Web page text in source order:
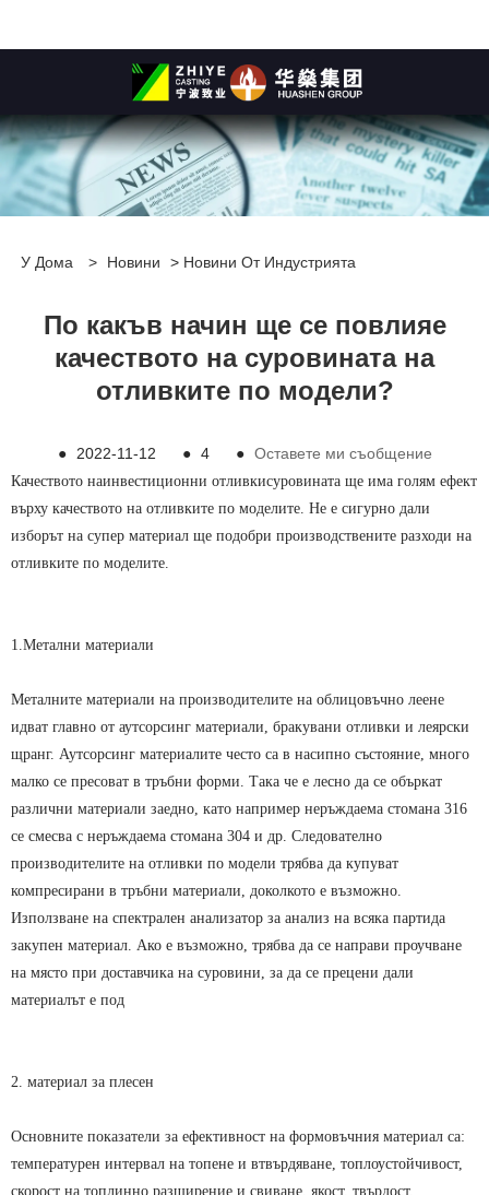
У Дома > Новини > Новини От Индустрията
По какъв начин ще се повлияе
качеството на суровината на
отливките по модели?
● 2022-11-12 ● 4 ● Оставете ми съобщение
Качеството наинвестиционни отливкисуровината ще има голям ефект
върху качеството на отливките по моделите. Не е сигурно дали
изборът на супер материал ще подобри производствените разходи на
отливките по моделите.
1.Метални материали
Металните материали на производителите на облицовъчно леене
идват главно от аутсорсинг материали, бракувани отливки и леярски
щранг. Аутсорсинг материалите често са в насипно състояние, много
малко се пресоват в тръбни форми. Така че е лесно да се объркат
различни материали заедно, като например неръждаема стомана 316
се смесва с неръждаема стомана 304 и др. Следователно
производителите на отливки по модели трябва да купуват
компресирани в тръбни материали, доколкото е възможно.
Използване на спектрален анализатор за анализ на всяка партида
закупен материал. Ако е възможно, трябва да се направи проучване
на място при доставчика на суровини, за да се прецени дали
материалът е под
2. материал за плесен
Основните показатели за ефективност на формовъчния материал са:
температурен интервал на топене и втвърдяване, топлоустойчивост,
скорост на топлинно разширение и свиване, якост, твърдост,